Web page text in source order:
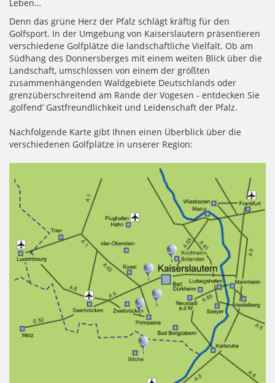
Leben…
Denn das grüne Herz der Pfalz schlägt kräftig für den
Golfsport. In der Umgebung von Kaiserslautern präsentieren
verschiedene Golfplätze die landschaftliche Vielfalt. Ob am
Südhang des Donnersberges mit einem weiten Blick über die
Landschaft, umschlossen von einem der größten
zusammenhängenden Waldgebiete Deutschlands oder
grenzüberschreitend am Rande der Vogesen - entdecken Sie
‚golfend’ Gastfreundlichkeit und Leidenschaft der Pfalz.
Nachfolgende Karte gibt Ihnen einen Überblick über die
verschiedenen Golfplätze in unserer Region: